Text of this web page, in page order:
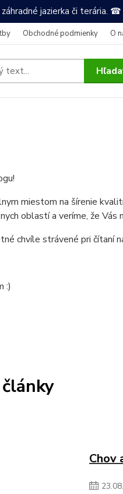
jazierka či terária.
Obchodné podmienky O
miestom na šírenie
oblastí a veríme, že Vás
chvíle strávené pri čítaní
:)
Chov
23.08.